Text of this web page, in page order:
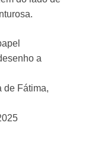
a
de Fátima,